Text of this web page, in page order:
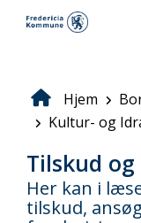
Hjem
Kultur- og
Tilskud
Her kan i
tilskud,